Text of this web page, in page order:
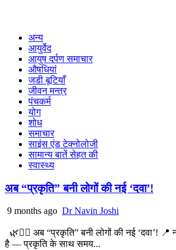
अन्य
आयुर्वेद
आयुष दर्पण समाचार
औषधियां
जडी बूटियाँ
जीवन मन्त्र
पंचकर्म
योग
शोध
समाचार
साइंस एंड टेक्नोलोजी
सामान्य बातें सेहत की
स्वास्थ्य
अब “प्रकृति” बनी लोगों की नई ‘दवा’!
9 months ago Dr Navin Joshi
🌿🧘‍♂️ अब “प्रकृति” बनी लोगों की नई ‘दवा’!
है — प्रकृति के साथ समय...